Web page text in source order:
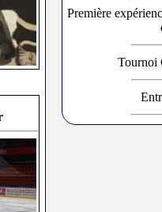
Première
Tournoi